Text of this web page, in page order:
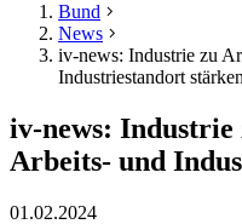
Bund
News
iv-news: Industrie zu
Industriestandort stärken
iv-news:
Arbeits- und
01.02.2024